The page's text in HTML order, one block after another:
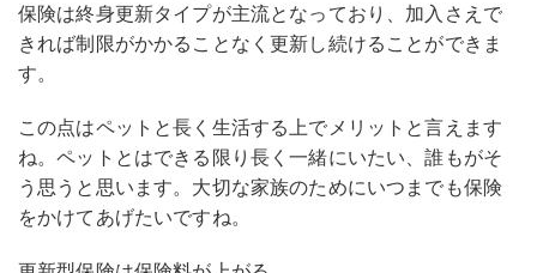
保険は終身更新タイプが主流となっており、加入さえで
きれば制限がかかることなく更新し続けることができま
す。
この点はペットと長く生活する上でメリットと言えます
ね。ペットとはできる限り長く一緒にいたい、誰もがそ
う思うと思います。大切な家族のためにいつまでも保険
をかけてあげたいですね。